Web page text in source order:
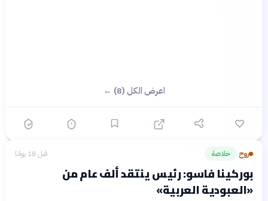
اعرض الكل (8) ←
روح› خلاصة قبل 18 يومًا
بوركينا فاسو: رئيس ينتقد ألف عام من
«العبودية العربية»